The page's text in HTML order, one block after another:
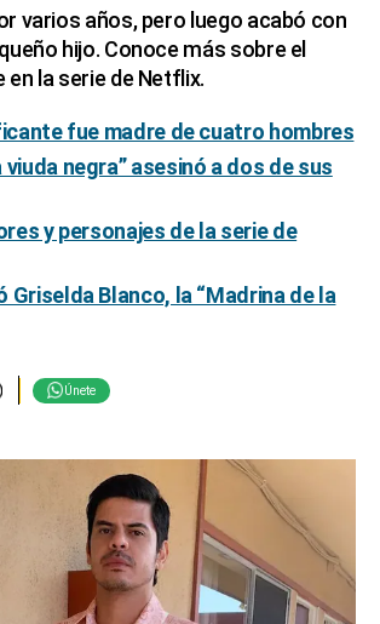
varios años, pero luego acabó con
hijo. Conoce más sobre el
en la serie de Netflix.
fue madre de cuatro hombres
viuda negra” asesinó a dos de sus
y personajes de la serie de
Griselda Blanco, la “Madrina de la
Únete